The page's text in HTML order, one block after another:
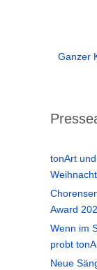
Ganzer
tonArt
Award
Wenn im
probt
Neue